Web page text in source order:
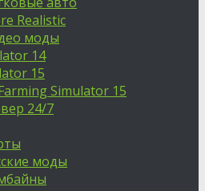
Realistic
моды
14
15
Simulator 15
24/7
моды